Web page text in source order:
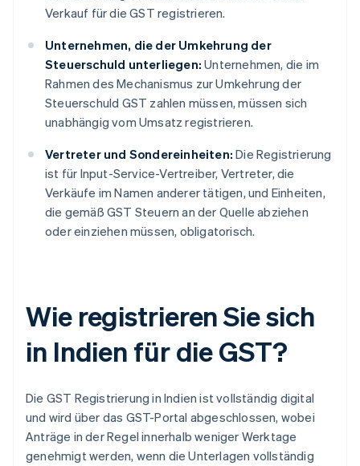
Verkauf für die GST registrieren.
Unternehmen, die der Umkehrung der
Steuerschuld unterliegen: Unternehmen, die im
Rahmen des Mechanismus zur Umkehrung der
Steuerschuld GST zahlen müssen, müssen sich
unabhängig vom Umsatz registrieren.
Vertreter und Sondereinheiten: Die Registrierung
ist für Input-Service-Vertreiber, Vertreter, die
Verkäufe im Namen anderer tätigen, und Einheiten,
die gemäß GST Steuern an der Quelle abziehen
oder einziehen müssen, obligatorisch.
Wie registrieren Sie sich
in Indien für die GST?
Die GST Registrierung in Indien ist vollständig digital
und wird über das GST-Portal abgeschlossen, wobei
Anträge in der Regel innerhalb weniger Werktage
genehmigt werden, wenn die Unterlagen vollständig